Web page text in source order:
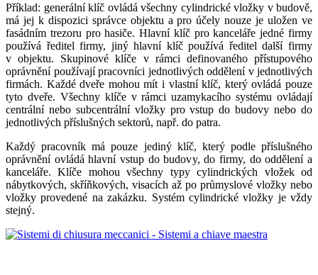
Příklad: generální klíč ovládá všechny cylindrické vložky v budově,
má jej k dispozici správce objektu a pro účely nouze je uložen ve
fasádním trezoru pro hasiče. Hlavní klíč pro kanceláře jedné firmy
používá ředitel firmy, jiný hlavní klíč používá ředitel další firmy
v objektu. Skupinové klíče v rámci definovaného přístupového
oprávnění používají pracovníci jednotlivých oddělení v jednotlivých
firmách. Každé dveře mohou mít i vlastní klíč, který ovládá pouze
tyto dveře. Všechny klíče v rámci uzamykacího systému ovládají
centrální nebo subcentrální vložky pro vstup do budovy nebo do
jednotlivých příslušných sektorů, např. do patra.
Každý pracovník má pouze jediný klíč, který podle příslušného
oprávnění ovládá hlavní vstup do budovy, do firmy, do oddělení a
kanceláře. Klíče mohou všechny typy cylindrických vložek od
nábytkových, skříňkových, visacích až po průmyslové vložky nebo
vložky provedené na zakázku. Systém cylindrické vložky je vždy
stejný.